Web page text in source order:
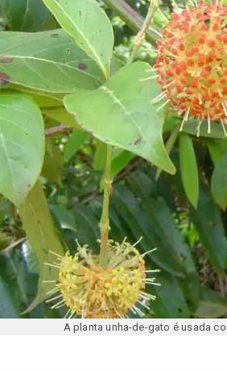
A planta unha-de-gato é usada